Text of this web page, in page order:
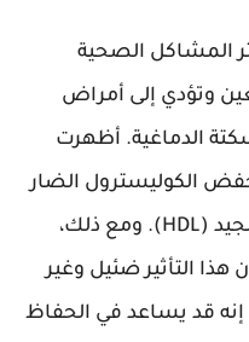
المشاكل الصحية
وتؤدي إلى أمراض
الدماغية. أظهرت
الكوليسترول الضار
(LDL) ويزيد من الكوليسترول الجيد (HDL). ومع ذلك،
التأثير ضئيل وغير
إنه قد يساعد في الحفاظ